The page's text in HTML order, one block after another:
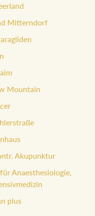
Mitterndorf
Mountain
Akupunktur
Anaesthesiologie,
plus